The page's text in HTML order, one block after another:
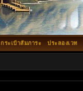
ประลองเวท
กระเป๋าสัมภาระ